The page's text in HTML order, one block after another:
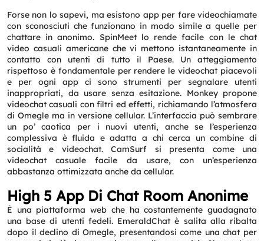
Forse non lo sapevi, ma esistono app per fare videochiamate
con sconosciuti che funzionano in modo simile a quelle per
chattare in anonimo. SpinMeet lo rende facile con le chat
video casuali americane che vi mettono istantaneamente in
contatto con utenti di tutto il Paese. Un atteggiamento
rispettoso è fondamentale per rendere le videochat piacevoli
e per ogni app ci sono strumenti per segnalare utenti
inappropriati, da usare senza esitazione. Monkey propone
videochat casuali con filtri ed effetti, richiamando l’atmosfera
di Omegle ma in versione cellular. L’interfaccia può sembrare
un po’ caotica per i nuovi utenti, anche se l’esperienza
complessiva è fluida e adatta a chi cerca un combine di
socialità e videochat. CamSurf si presenta come una
videochat casuale facile da usare, con un’esperienza
abbastanza ottimizzata anche da cellular.
High 5 App Di Chat Room Anonime
È una piattaforma web che ha costantemente guadagnato
una base di utenti fedeli. EmeraldChat è salita alla ribalta
dopo il declino di Omegle, presentandosi come una chat per